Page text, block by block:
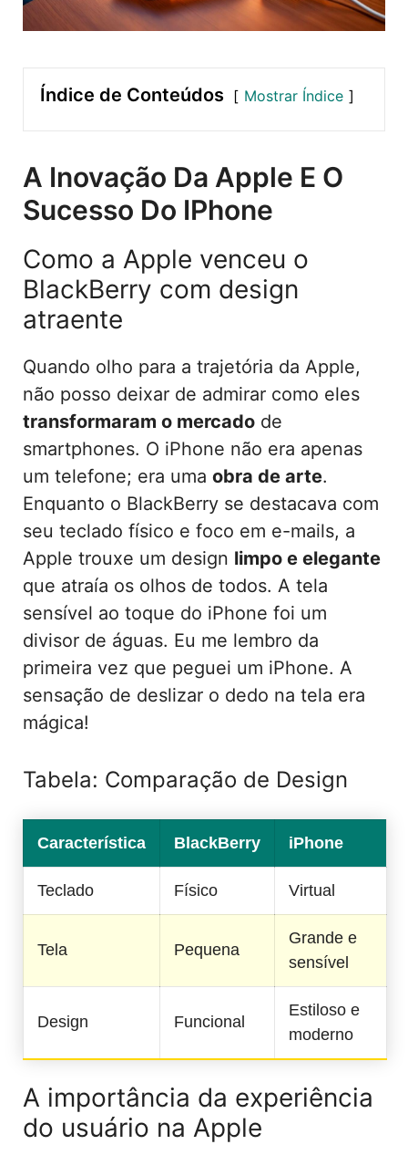
Índice de Conteúdos Mostrar Índice
A Inovação Da Apple E O
Sucesso Do IPhone
Como a Apple venceu o
BlackBerry com design
atraente
Quando olho para a trajetória da Apple,
não posso deixar de admirar como eles
transformaram o mercado de
smartphones. O iPhone não era apenas
um telefone; era uma obra de arte.
Enquanto o BlackBerry se destacava com
seu teclado físico e foco em e-mails, a
Apple trouxe um design limpo e elegante
que atraía os olhos de todos. A tela
sensível ao toque do iPhone foi um
divisor de águas. Eu me lembro da
primeira vez que peguei um iPhone. A
sensação de deslizar o dedo na tela era
mágica!
Tabela: Comparação de Design
Característica BlackBerry iPhone
Teclado Físico Virtual
Tela Pequena
Grande e
sensível
Design Funcional
Estiloso e
moderno
A importância da experiência
do usuário na Apple